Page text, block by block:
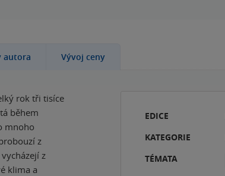
autora Vývoj ceny
rok tři tisíce
během
mnoho
z
z
klima a
EDICE
KATEGORIE
TÉMATA